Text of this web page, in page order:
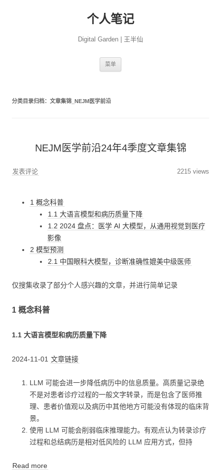
个人笔记
Digital Garden | 王半仙
菜单
分类目录归档： 文章集锦_NEJM医学前沿
NEJM医学前沿24年4季度文章集锦
发表评论 2215 views
1 概念科普
1.1 大语言模型和病历质量下降
1.2 2024 盘点：医学 AI 大模型，从通用视觉到医疗
影像
2 模型预测
2.1 中国眼科大模型，诊断准确性媲美中级医师
仅搜集收录了部分个人感兴趣的文章，并进行简单记录
1 概念科普
1.1 大语言模型和病历质量下降
2024-11-01 文章链接
LLM 可能会进一步降低病历中的信息质量。高质量记录绝
不是对患者诊疗过程的一般文字转录，而是包含了医师推
理、患者价值观以及病历中其他地方可能没有体现的临床背
景。
使用 LLM 可能会削弱临床推理能力。有观点认为转录诊疗
过程和总结病历是相对低风险的 LLM 应用方式，但持
Read more